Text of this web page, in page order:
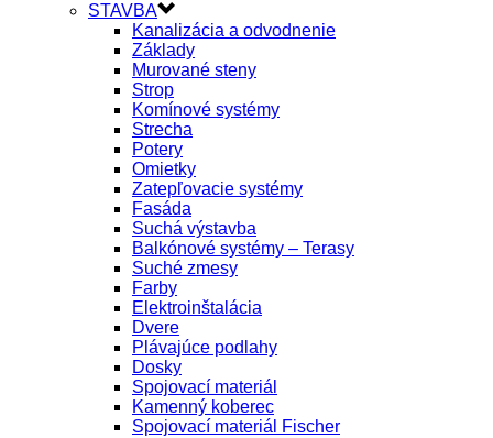
STAVBA
Kanalizácia a odvodnenie
Základy
Murované steny
Strop
Komínové systémy
Strecha
Potery
Omietky
Zatepľovacie systémy
Fasáda
Suchá výstavba
Balkónové systémy – Terasy
Suché zmesy
Farby
Elektroinštalácia
Dvere
Plávajúce podlahy
Dosky
Spojovací materiál
Kamenný koberec
Spojovací materiál Fischer